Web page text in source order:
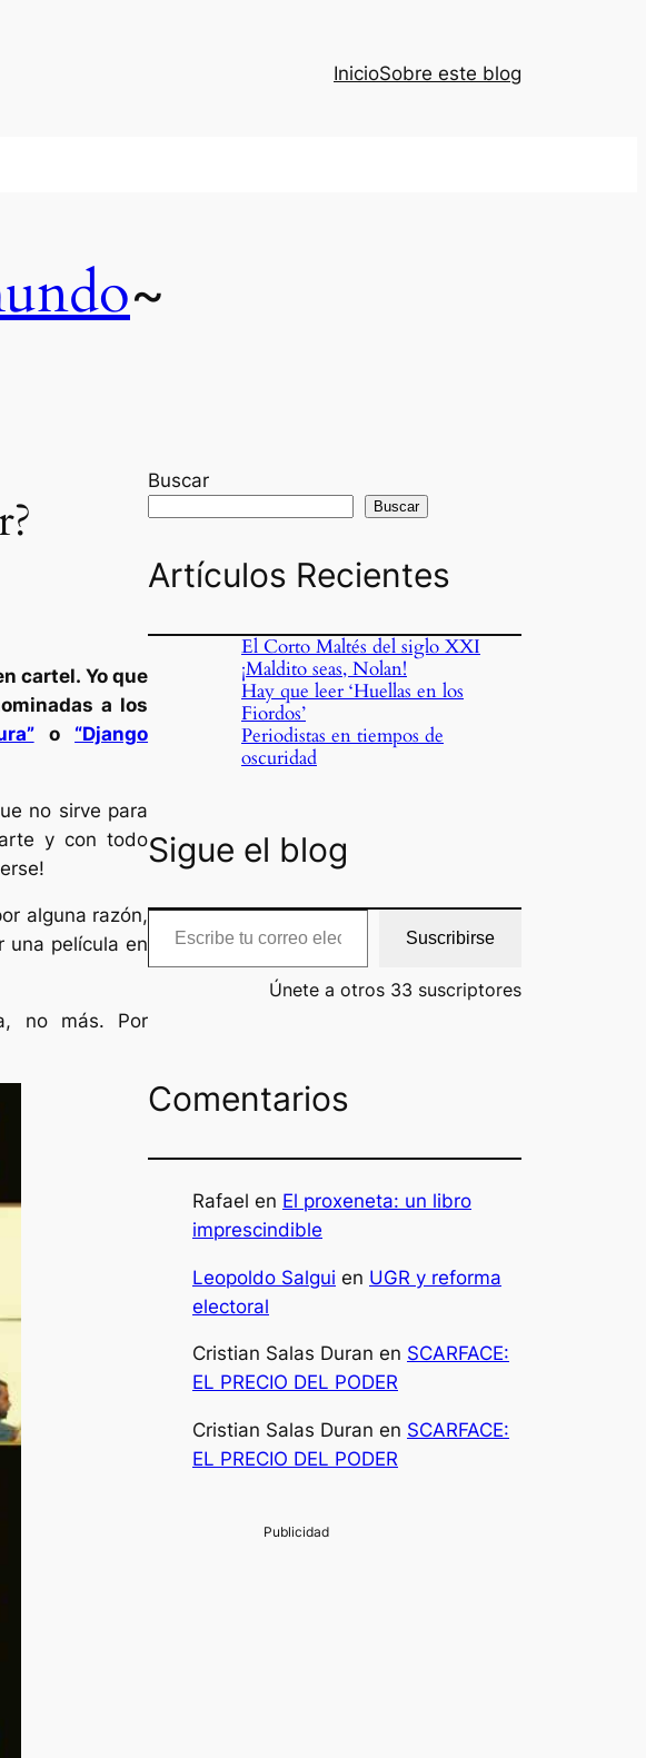
InicioSobre este blog
~
cartel. Yo que
a los
o “Django
no sirve para
y con todo
alguna razón,
una película en
no más. Por
Buscar
Buscar
Artículos Recientes
El Corto Maltés del siglo XXI
¡Maldito seas, Nolan!
Hay que leer ‘Huellas en los
Fiordos’
Periodistas en tiempos de
oscuridad
Sigue el blog
Escribe tu correo electrónico…
Suscribirse
Únete a otros 33 suscriptores
Comentarios
Rafael en El proxeneta: un libro
imprescindible
Leopoldo Salgui en UGR y reforma
electoral
Cristian Salas Duran en SCARFACE:
EL PRECIO DEL PODER
Cristian Salas Duran en SCARFACE:
EL PRECIO DEL PODER